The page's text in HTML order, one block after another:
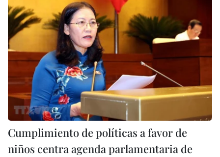
Cumplimiento de políticas a favor de
niños centra agenda parlamentaria de